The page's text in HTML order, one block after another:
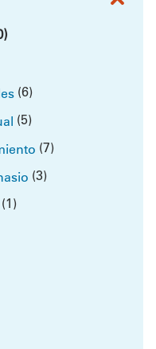
(6)
(5)
(7)
(3)
(1)